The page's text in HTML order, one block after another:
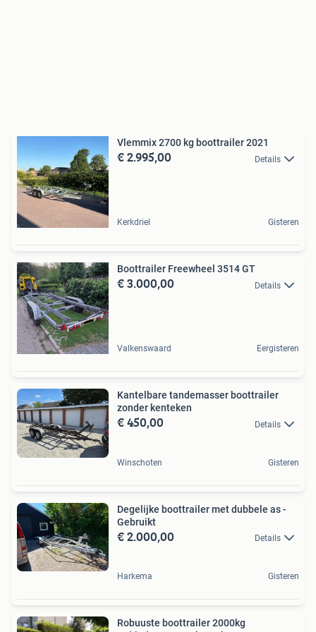
Vlemmix 2700 kg boottrailer 2021
€ 2.995,00 Details
Kerkdriel Gisteren
Boottrailer Freewheel 3514 GT
€ 3.000,00 Details
Valkenswaard Eergisteren
Kantelbare tandemasser boottrailer
zonder kenteken
€ 450,00 Details
Winschoten Gisteren
Degelijke boottrailer met dubbele as -
Gebruikt
€ 2.000,00 Details
Harkema Gisteren
Robuuste boottrailer 2000kg